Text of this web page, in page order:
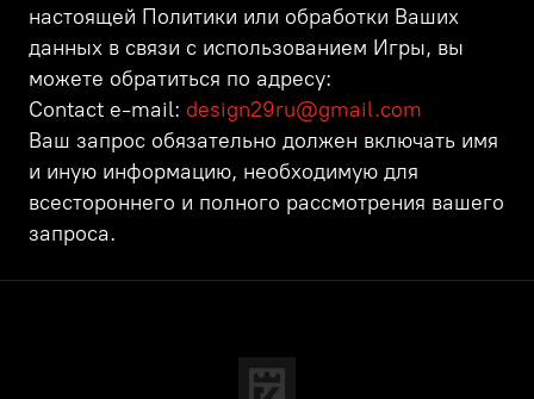
настоящей Политики или обработки Ваших
данных в связи с использованием Игры, вы
можете обратиться по адресу:
Contact e-mail: design29ru@gmail.com
Ваш запрос обязательно должен включать имя
и иную информацию, необходимую для
всестороннего и полного рассмотрения вашего
запроса.